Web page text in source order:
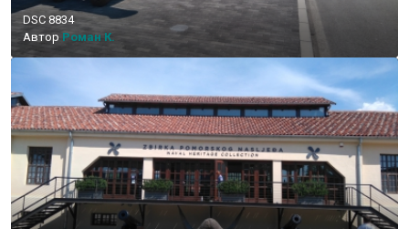
DSC 8834
Автор Роман К.